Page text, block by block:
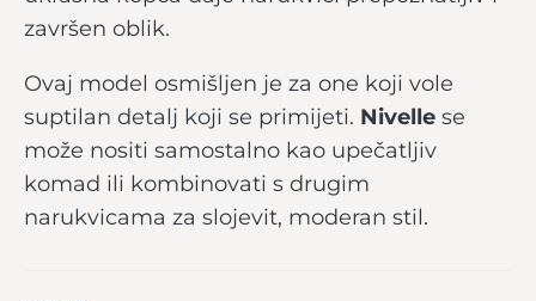
završen oblik.
Ovaj model osmišljen je za one koji vole
suptilan detalj koji se primijeti. Nivelle se
može nositi samostalno kao upečatljiv
komad ili kombinovati s drugim
narukvicama za slojevit, moderan stil.